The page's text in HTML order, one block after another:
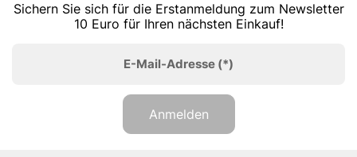
Sichern Sie sich für die Erstanmeldung zum Newsletter
10 Euro für Ihren nächsten Einkauf!
E-Mail-Adresse (*)
Anmelden